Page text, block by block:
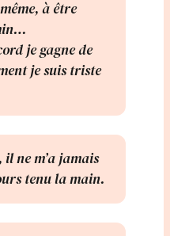
à être
je gagne de
je suis triste
ne m’a jamais
tenu la main.